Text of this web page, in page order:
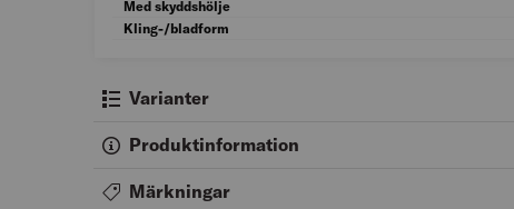
Med skyddshölje
Kling-/bladform
Varianter
Produktinformation
Märkningar